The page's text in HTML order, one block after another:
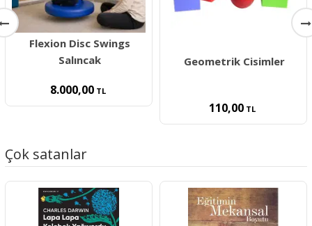
Flexion Disc Swings
Salıncak
8.000,00TL
Geometrik Cisimler
110,00 TL
Çok satanlar